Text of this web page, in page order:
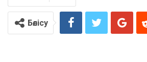
Бөлісу